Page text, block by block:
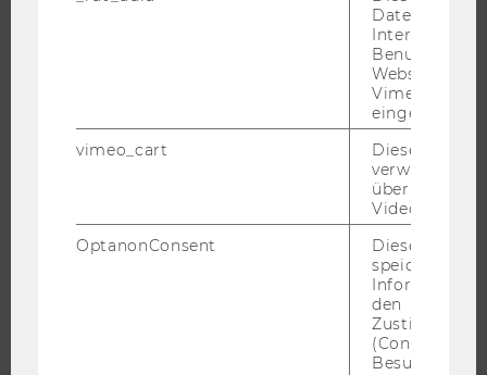
Daten über
Interaktionen
Websites, auf
Vimeo-Video
eingebettet
vimeo_cart
Dieses
verwendet,
überprüfen,
Video
OptanonConsent
Dieses Cookie
speichert
den
(Consent)
Besuchers.